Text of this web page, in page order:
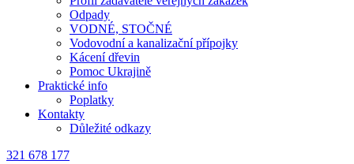
Odpady
VODNÉ, STOČNÉ
Vodovodní a kanalizační přípojky
Kácení dřevin
Pomoc Ukrajině
Praktické info
Poplatky
Kontakty
Důležité odkazy
321 678 177